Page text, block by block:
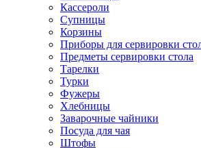
Кассероли
Супницы
Корзины
Приборы для сервировки
Предметы сервировки стола
Тарелки
Турки
Фужеры
Хлебницы
Заварочные чайники
Посуда для чая
Штофы